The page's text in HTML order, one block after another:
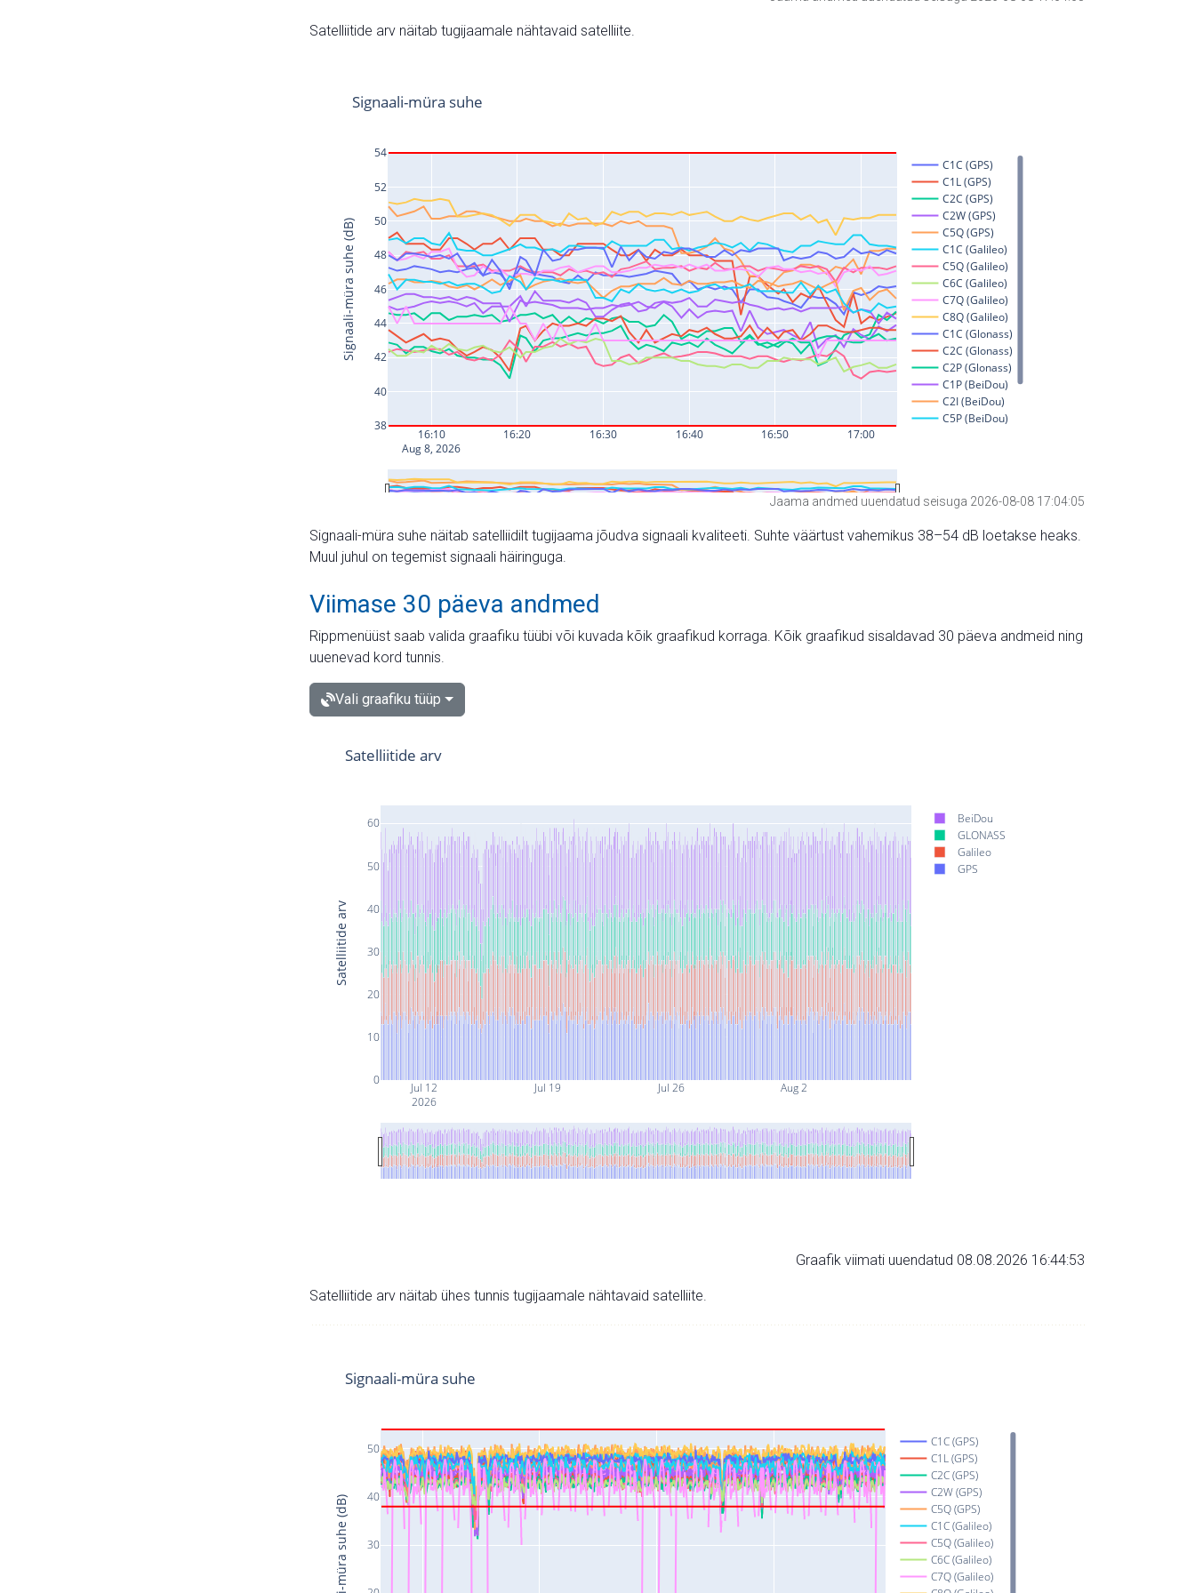
Satelliitide arv näitab tugijaamale nähtavaid satelliite.
Jaama andmed uuendatud seisuga 2026-08-08 17:04:05
Signaali-müra suhe näitab satelliidilt tugijaama jõudva signaali kvaliteeti. Suhte väärtust vahemikus 38–54 dB loetakse heaks.
Muul juhul on tegemist signaali häiringuga.
Viimase 30 päeva andmed
Rippmenüüst saab valida graafiku tüübi või kuvada kõik graafikud korraga. Kõik graafikud sisaldavad 30 päeva andmeid ning
uuenevad kord tunnis.
Vali graafiku tüüp
Jul 12
2026
Jul 19 Jul 26 Aug 2
0
10
20
30
40
50
60
BeiDou
GLONASS
Galileo
GPS
Satelliitide arv
Satelliitide arv
Graafik viimati uuendatud 08.08.2026 16:44:53
Satelliitide arv näitab ühes tunnis tugijaamale nähtavaid satelliite.
30
40
50
C1C (GPS)
C1L (GPS)
C2C (GPS)
C2W (GPS)
C5Q (GPS)
C1C (Galileo)
C5Q (Galileo)
C6C (Galileo)
C7Q (Galileo)
Signaali-müra suhe